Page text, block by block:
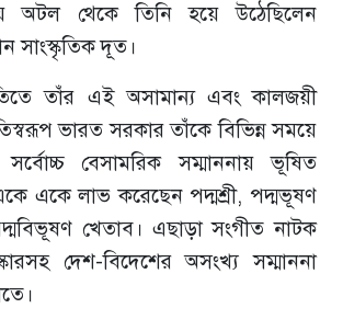
অটল থেকে তিনি হয়ে উঠেছিলেন
সাংস্কৃতিক দূত।
তাঁর এই অসামান্য এবং কালজয়ী
ভারত সরকার তাঁকে বিভিন্ন সময়ে
বেসামরিক সম্মাননায় ভূষিত
একে লাভ করেছেন পদ্মশ্রী, পদ্মভূষণ
খেতাব। এছাড়া সংগীত নাটক
দেশ-বিদেশের অসংখ্য সম্মাননা